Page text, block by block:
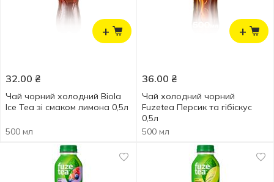
+
32.00 ₴
Чай чорний холодний Biola
Ice Tea зі смаком лимона 0,5л
500 мл
+
36.00 ₴
Чай холодний чорний
Fuzetea Персик та гібіскус
0,5л
500 мл